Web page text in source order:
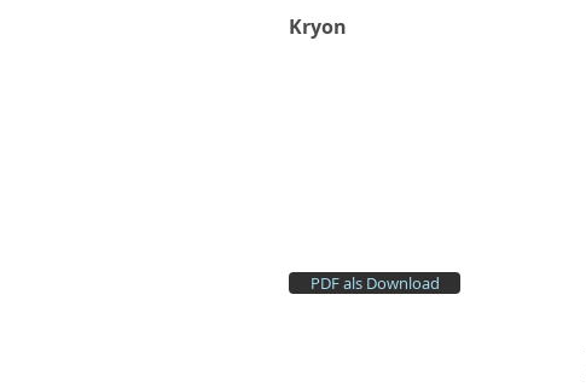
Kryon
PDF als Download